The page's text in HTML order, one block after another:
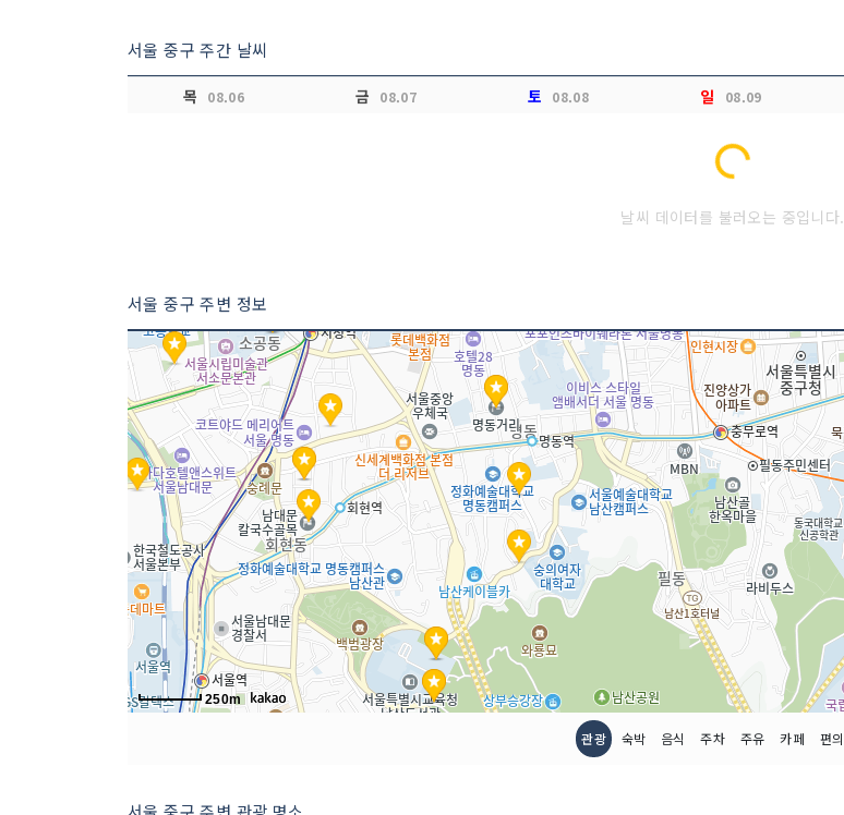
서울 중구 주간 날씨
목 08.06 금 08.07 토 08.08 일 08.09
Loading...
날씨 데이터를 불러오는 중입니다.
서울 중구 주변 정보
250m
관광 숙박 음식 주차 주유 카페 편의